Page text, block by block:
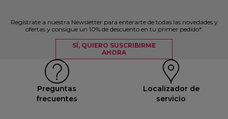
Regístrate a nuestra Newsletter para enterarte de todas las novedades y
ofertas y consigue un 10% de descuento en tu primer pedido*.
SÍ, QUIERO SUSCRIBIRME
AHORA
Preguntas
frecuentes
Localizador de
servicio